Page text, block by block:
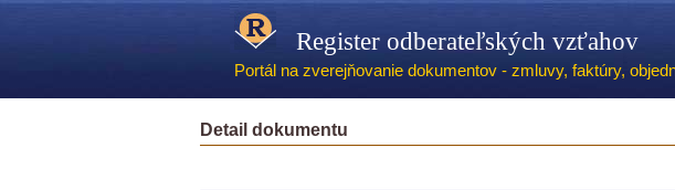
Register odberateľských vzťahov
Portál na zverejňovanie dokumentov - zmluvy, faktúry,
Detail dokumentu